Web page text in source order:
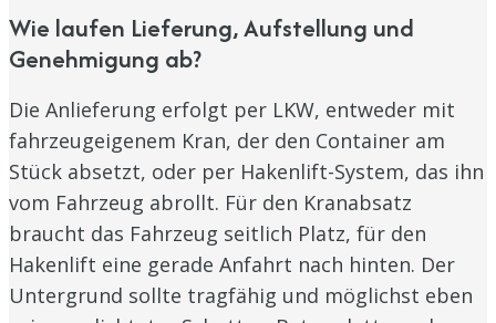
Wie laufen Lieferung, Aufstellung und
Genehmigung ab?
Die Anlieferung erfolgt per LKW, entweder mit
fahrzeugeigenem Kran, der den Container am
Stück absetzt, oder per Hakenlift-System, das ihn
vom Fahrzeug abrollt. Für den Kranabsatz
braucht das Fahrzeug seitlich Platz, für den
Hakenlift eine gerade Anfahrt nach hinten. Der
Untergrund sollte tragfähig und möglichst eben